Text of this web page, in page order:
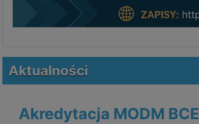
Aktualności
Akredytacja MODM BCE